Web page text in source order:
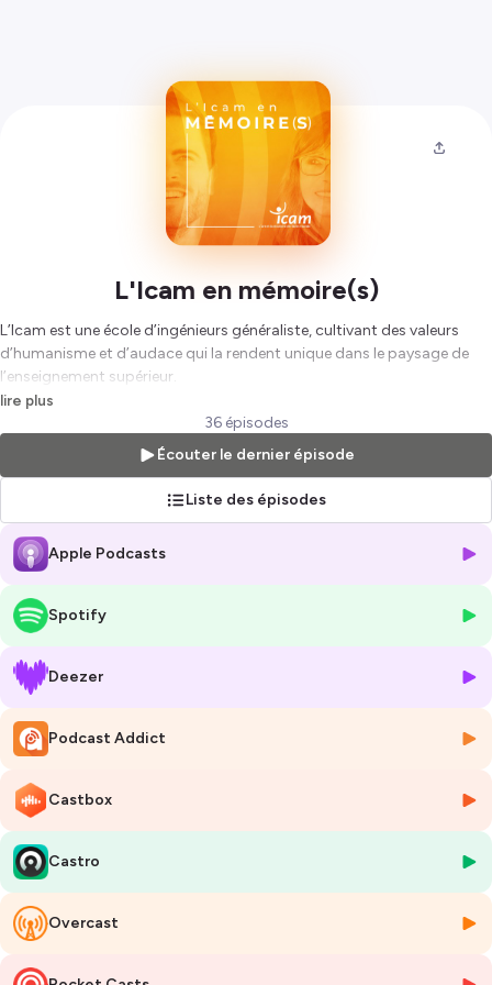
L'Icam en mémoire(s)
L’Icam est une école d’ingénieurs généraliste, cultivant des valeurs
d’humanisme et d’audace qui la rendent unique dans le paysage de
l’enseignement supérieur.
Ce podcast donne la parole aux femmes et aux hommes qui donnent
vie au projet si singulier de l’Icam, à travers la pédagogie, l’ouverture
au Monde, l’innovation ou encore l’esprit d’entreprendre.
Il garde “en mémoire(s)” ce qui fait la richesse de l’école, au bénéfice
des étudiants d’hier, d’aujourd’hui et de demain.
Hébergé par Ausha. Visitez
pour plus d'informations.
lire plus
36 épisodes
Écouter le dernier épisode
Liste des épisodes
Apple Podcasts
Spotify
Deezer
Podcast Addict
Castbox
Castro
Overcast